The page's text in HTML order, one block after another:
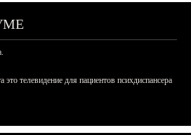
это телевидение для пациентов психдиспансера